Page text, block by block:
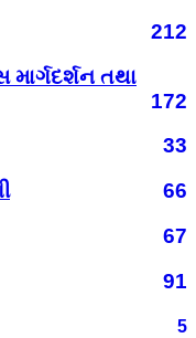
212
તથા
172
33
66
67
91
5